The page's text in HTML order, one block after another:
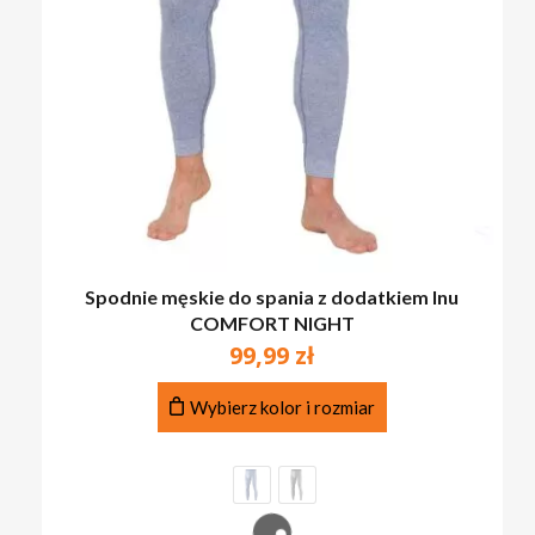
Spodnie męskie do spania z dodatkiem lnu
COMFORT NIGHT
99,99 zł
Wybierz kolor i rozmiar